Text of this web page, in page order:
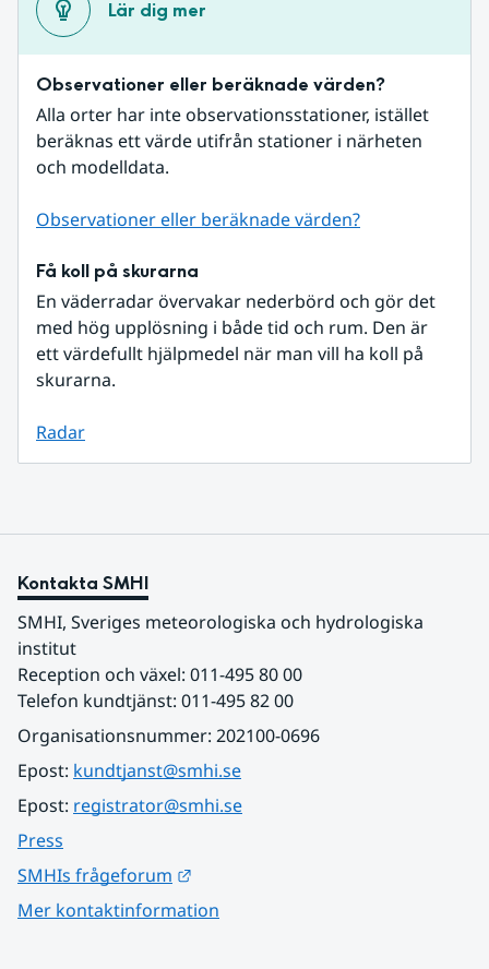
Lär dig mer
Observationer eller beräknade värden?
Alla orter har inte observationsstationer, istället
beräknas ett värde utifrån stationer i närheten
och modelldata.
Observationer eller beräknade värden?
Få koll på skurarna
En väderradar övervakar nederbörd och gör det
med hög upplösning i både tid och rum. Den är
ett värdefullt hjälpmedel när man vill ha koll på
skurarna.
Radar
Kontakta SMHI
SMHI, Sveriges meteorologiska och hydrologiska
institut
Reception och växel: 011-495 80 00
Telefon kundtjänst: 011-495 82 00
Organisationsnummer: 202100-0696
Epost: kundtjanst@smhi.se
Epost: registrator@smhi.se
Press
SMHIs frågeforum
Mer kontaktinformation